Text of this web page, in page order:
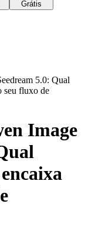
Grátis
5.0: Qual
seu fluxo de
Image